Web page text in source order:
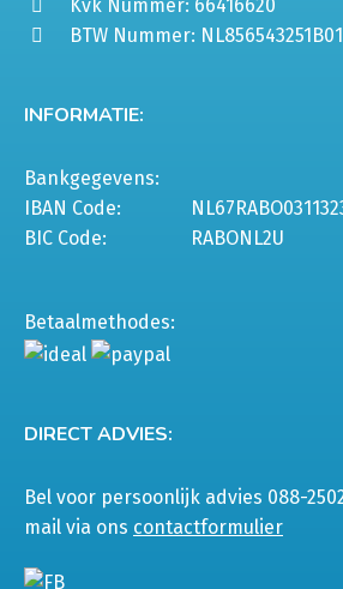
Kvk Nummer: 66416620
BTW Nummer: NL856543251B01
INFORMATIE:
Bankgegevens:
IBAN Code:
BIC Code:
RABONL2U
Betaalmethodes:
DIRECT ADVIES:
Bel voor persoonlijk advies 088-
mail via ons contactformulier